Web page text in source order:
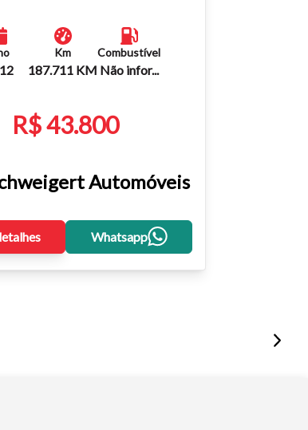
Km
187.711 KM
Combustível
Não infor...
R$ 43.800
Automóveis
Whatsapp